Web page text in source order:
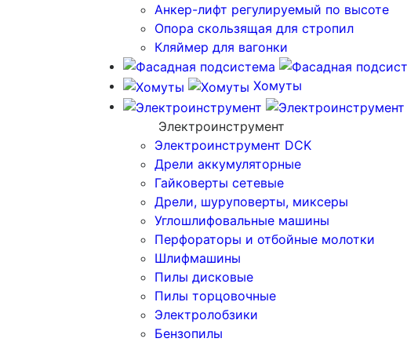
Анкер-лифт регулируемый по высоте
Опора скользящая для стропил
Кляймер для вагонки
Хомуты
Электроинструмент
Электроинструмент DCK
Дрели аккумуляторные
Гайковерты сетевые
Дрели, шуруповерты, миксеры
Углошлифовальные машины
Перфораторы и отбойные молотки
Шлифмашины
Пилы дисковые
Пилы торцовочные
Электролобзики
Бензопилы